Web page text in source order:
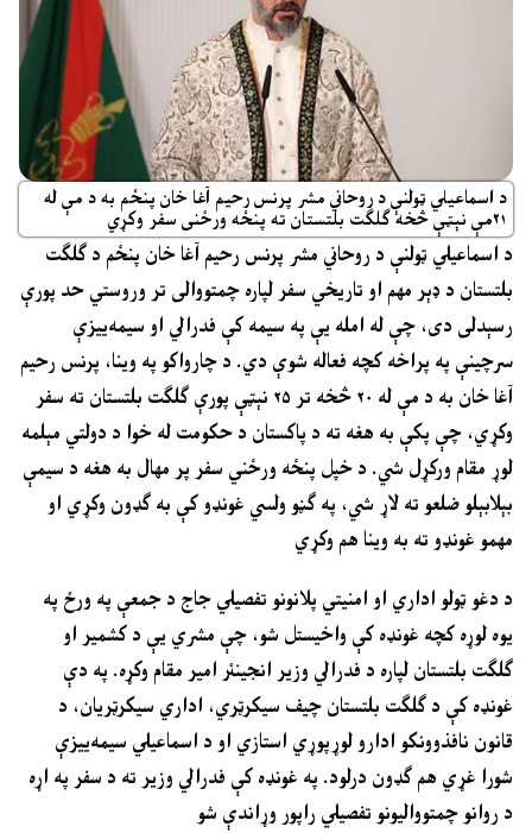
د اسماعیلي ټولنې د روحاني مشر پرنس رحیم آغا خان پنځم به د مې له
۲۱مې نېټې څخه ګلګت بلتستان ته پنځه ورځنی سفر وکړي
د اسماعیلي ټولنې د روحاني مشر پرنس رحیم آغا خان پنځم د ګلګت
بلتستان د ډېر مهم او تاریخي سفر لپاره چمتووالی تر وروستي حد پورې
رسېدلی دی، چې له امله یې په سیمه کې فدرالي او سیمه‌ییزې
سرچینې په پراخه کچه فعاله شوې دي. د چارواکو په وینا، پرنس رحیم
آغا خان به د مې له ۲۰ څخه تر ۲۵ نېټې پورې ګلګت بلتستان ته سفر
وکړي، چې پکې به هغه ته د پاکستان د حکومت له خوا د دولتي مېلمه
لوړ مقام ورکړل شي. د خپل پنځه ورځني سفر پر مهال به هغه د سیمې
بېلابېلو ضلعو ته لاړ شي، په ګڼو ولسي غونډو کې به ګډون وکړي او
مهمو غونډو ته به وینا هم وکړي
د دغو ټولو اداري او امنیتي پلانونو تفصیلي جاج د جمعې په ورځ په
یوه لوړه کچه غونډه کې واخیستل شو، چې مشري یې د کشمیر او
ګلګت بلتستان لپاره د فدرالي وزیر انجینئر امیر مقام وکړه. په دې
غونډه کې د ګلګت بلتستان چیف سیکرټري، اداري سیکرټريان، د
قانون نافذوونکو ادارو لوړپوړي استازي او د اسماعیلي سیمه‌ییزې
شورا غړي هم ګډون درلود. په غونډه کې فدرالي وزیر ته د سفر په اړه
د روانو چمتووالیونو تفصیلي راپور وړاندې شو